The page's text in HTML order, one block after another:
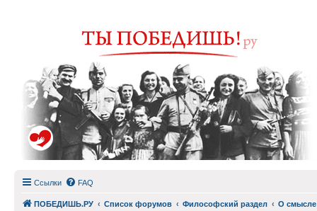
Ссылки FAQ
ПОБЕДИШЬ.РУ Список форумов Философский раздел О смысле